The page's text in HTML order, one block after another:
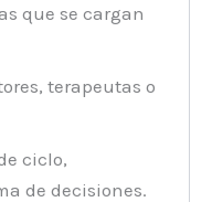
que se cargan
terapeutas o
ciclo,
de decisiones.